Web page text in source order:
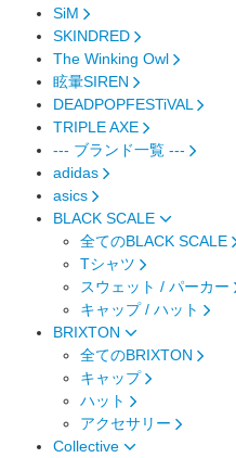
SiM
SKINDRED
The Winking Owl
眩暈SIREN
DEADPOPFESTiVAL
TRIPLE AXE
--- ブランド一覧 ---
adidas
asics
BLACK SCALE
全てのBLACK SCALE
Tシャツ
スウェット / パーカー
キャップ / ハット
BRIXTON
全てのBRIXTON
キャップ
ハット
アクセサリー
Collective